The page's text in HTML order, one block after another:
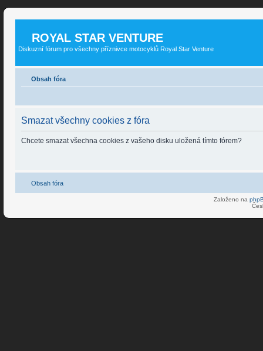
ROYAL STAR VENTURE
Diskuzní fórum pro všechny příznivce motocyklů Royal Star Venture
Obsah fóra
Smazat všechny cookies z fóra
Chcete smazat všechna cookies z vašeho disku uložená tímto fórem?
Obsah fóra
Založeno na